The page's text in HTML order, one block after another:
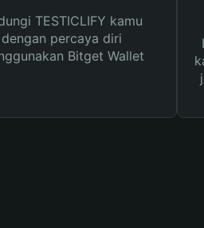
TESTICLIFY kamu
dengan percaya diri
Bitget Wallet